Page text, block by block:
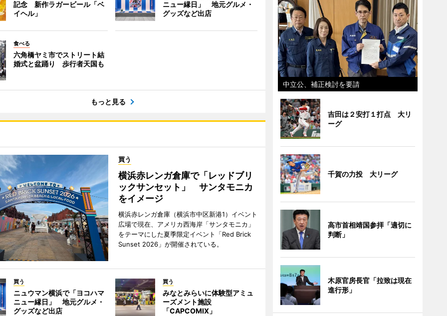
記念 新作ラガービール「ベ
イヘル」
ニュー縁日」 地元グルメ・
グッズなど出店
食べる
六角橋ヤミ市でストリート結
婚式と盆踊り 歩行者天国も
もっと見る
買う
横浜赤レンガ倉庫で「レッドブリ
ックサンセット」 サンタモニカ
をイメージ
横浜赤レンガ倉庫（横浜市中区新港1）イベント
広場で現在、アメリカ西海岸「サンタモニカ」
をテーマにした夏季限定イベント「Red Brick
Sunset 2026」が開催されている。
買う
ニュウマン横浜で「ヨコハマ
ニュー縁日」 地元グルメ・
グッズなど出店
買う
みなとみらいに体験型アミュ
ーズメント施設
「CAPCOMIX」
中立公、補正検討を要請
吉田は２安打１打点 大リ
ーグ
千賀の力投 大リーグ
高市首相靖国参拝「適切に
判断」
木原官房長官「拉致は現在
進行形」